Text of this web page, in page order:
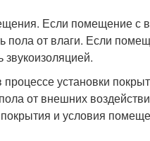
Если помещение с
пола от влаги. Если
установки
от внешних
и условия